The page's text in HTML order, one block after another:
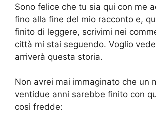
Sono felice che tu sia qui con me
fino alla fine del mio racconto e,
finito di leggere, scrivimi nei
città mi stai seguendo. Voglio
arriverà questa storia.
Non avrei mai immaginato che un
ventidue anni sarebbe finito con
così fredde: